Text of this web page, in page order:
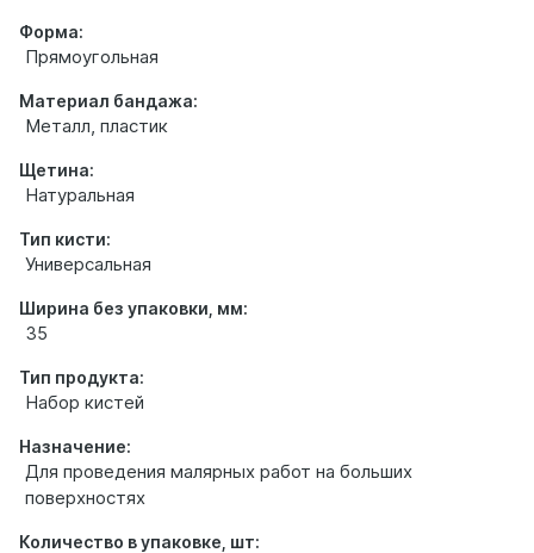
Форма:
Прямоугольная
Материал бандажа:
Металл, пластик
Щетина:
Натуральная
Тип кисти:
Универсальная
Ширина без упаковки, мм:
35
Тип продукта:
Набор кистей
Назначение:
Для проведения малярных работ на больших
поверхностях
Количество в упаковке, шт: